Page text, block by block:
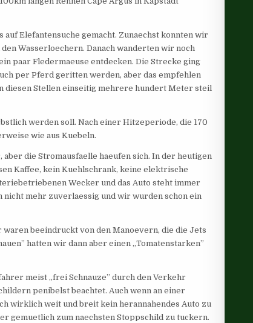
Elefantensuche gemacht. Zunaechst konnten wir
Wasserloechern. Danach wanderten wir noch
paar Fledermaeuse entdecken. Die Strecke ging
per Pferd geritten werden, aber das empfehlen
diesen Stellen einseitig mehrere hundert Meter steil
werden soll. Nach einer Hitzeperiode, die 170
wie aus Kuebeln.
die Stromausfaelle haeufen sich. In der heutigen
Kaffee, kein Kuehlschrank, keine elektrische
Wecker und das Auto steht immer
mehr zuverlaessig und wir wurden schon ein
beeindruckt von den Manoevern, die die Jets
hatten wir dann aber einen „Tomatenstarken”
meist „frei Schnauze” durch den Verkehr
penibelst beachtet. Auch wenn an einer
wirklich weit und breit kein herannahendes Auto zu
gemuetlich zum naechsten Stoppschild zu tuckern.